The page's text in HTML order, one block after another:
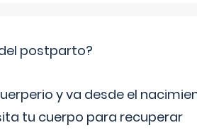
postparto?
y va desde el
tu cuerpo para recuperar